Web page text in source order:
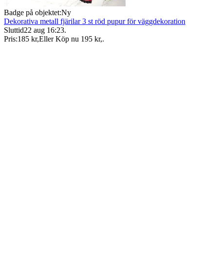
Badge på objektet:Ny
Dekorativa metall fjärilar 3 st röd pupur för väggdekoration
Sluttid22 aug 16:23.
Pris:185 kr,Eller Köp nu 195 kr,.